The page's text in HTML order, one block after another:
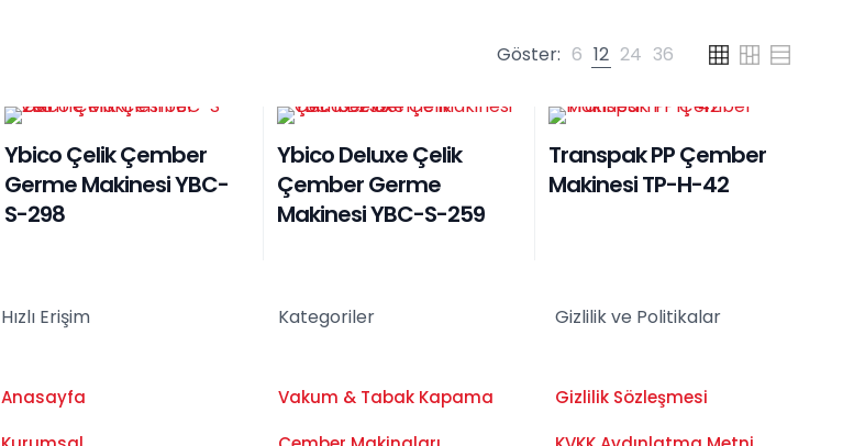
Göster: 6 12 24 36
Ybico Çelik Çember
Germe Makinesi YBC-
S-298
Ybico Deluxe Çelik
Çember Germe
Makinesi YBC-S-259
Transpak PP Çember
Makinesi TP-H-42
Hızlı Erişim
Anasayfa
Kategoriler
Vakum & Tabak Kapama
Gizlilik ve Politikalar
Gizlilik Sözleşmesi